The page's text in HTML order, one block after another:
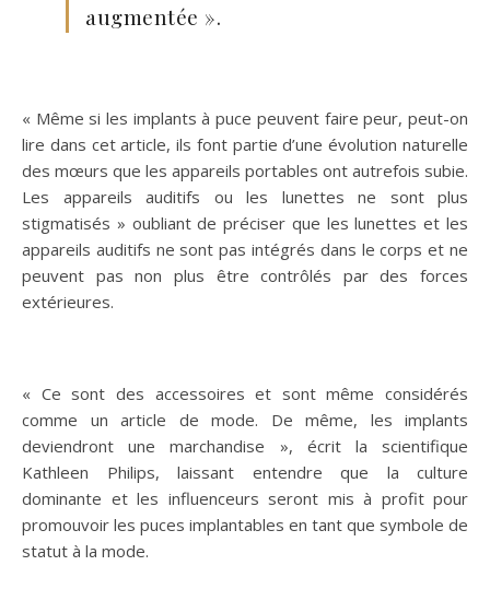
augmentée ».
« Même si les implants à puce peuvent faire peur, peut-on
lire dans cet article, ils font partie d’une évolution naturelle
des mœurs que les appareils portables ont autrefois subie.
Les appareils auditifs ou les lunettes ne sont plus
stigmatisés » oubliant de préciser que les lunettes et les
appareils auditifs ne sont pas intégrés dans le corps et ne
peuvent pas non plus être contrôlés par des forces
extérieures.
« Ce sont des accessoires et sont même considérés
comme un article de mode. De même, les implants
deviendront une marchandise », écrit la scientifique
Kathleen Philips, laissant entendre que la culture
dominante et les influenceurs seront mis à profit pour
promouvoir les puces implantables en tant que symbole de
statut à la mode.